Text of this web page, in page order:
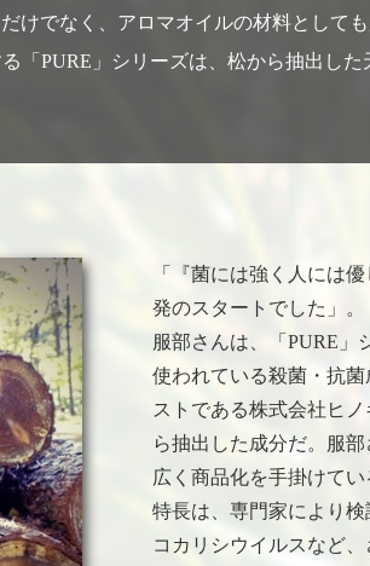
けでなく、アロマオイルの材料として
「PURE」シリーズは、松から抽出し
「『菌には強く人には
発のスタートでした」。
服部さんは、「PURE」
使われている殺菌・抗菌
ストである株式会社ヒ
ら抽出した成分だ。服
広く商品化を手掛けてい
特長は、専門家により
コカリシウイルスなど